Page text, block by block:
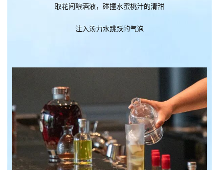
取花间酿酒液，碰撞水蜜桃汁的清甜
注入汤力水跳跃的气泡